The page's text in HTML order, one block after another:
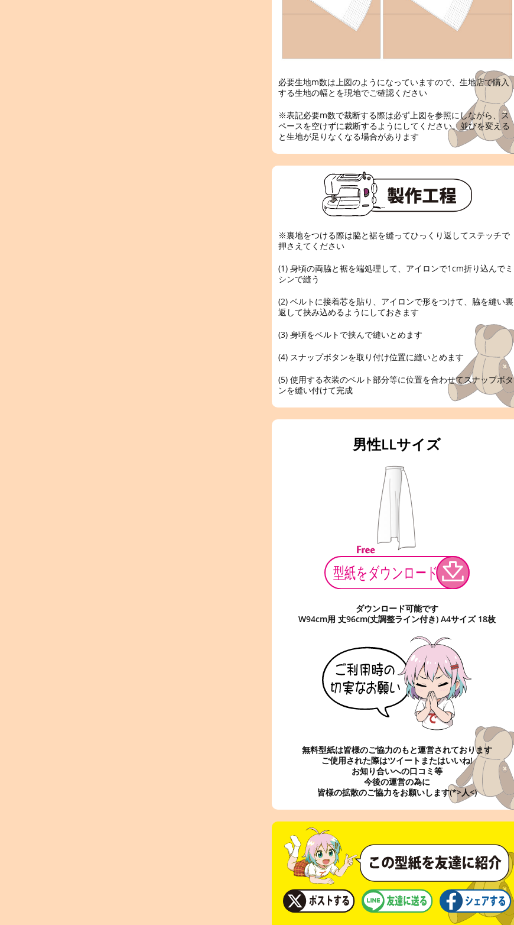
必要生地m数は上図のようになっていますので、生地店で購入
する生地の幅とを現地でご確認ください
※表記必要m数で裁断する際は必ず上図を参照にしながら、ス
ペースを空けずに裁断するようにしてください。並びを変える
と生地が足りなくなる場合があります
※裏地をつける際は脇と裾を縫ってひっくり返してステッチで
押さえてください
(1) 身頃の両脇と裾を端処理して、アイロンで1cm折り込んでミ
シンで縫う
(2) ベルトに接着芯を貼り、アイロンで形をつけて、脇を縫い裏
返して挟み込めるようにしておきます
(3) 身頃をベルトで挟んで縫いとめます
(4) スナップボタンを取り付け位置に縫いとめます
(5) 使用する衣装のベルト部分等に位置を合わせてスナップボタ
ンを縫い付けて完成
男性LLサイズ
ダウンロード可能です
W94cm用 丈96cm(丈調整ライン付き) A4サイズ 18枚
無料型紙は皆様のご協力のもと運営されております
ご使用された際はツイートまたはいいね!
お知り合いへの口コミ等
今後の運営の為に
皆様の拡散のご協力をお願いします(*>人<)